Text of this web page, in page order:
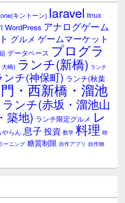
キントーン) laravel linux
WordPress アナログゲーム
グルメ ゲームマーケット
データベース プログラ
崎) ランチ(新橋) ランチ
ンチ(神保町) ランチ(秋葉
・西新橋・溜池
ランチ(赤坂・溜池山
築地) ランチ限定グルメ レ
らん 息子 投資 数学 料理 映
ーニング 糖質制限 自作アプリ 自作物